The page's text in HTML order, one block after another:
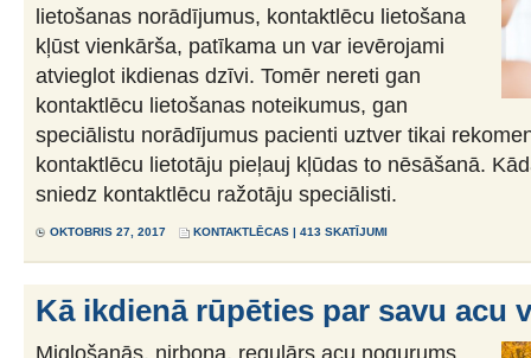
lietošanas norādījumus, kontaktlēcu lietošana
kļūst vienkārša, patīkama un var ievērojami
atvieglot ikdienas dzīvi. Tomēr nereti gan
kontaktlēcu lietošanas noteikumus, gan
speciālistu norādījumus pacienti uztver tikai
kontaktlēcu lietotāju pieļauj kļūdas to nēsāšanā.
sniedz kontaktlēcu ražotāju speciālisti.
OKTOBRIS 27, 2017 KONTAKTLĒCAS | 413 SKATĪJUMI
Kā ikdienā rūpēties par savu acu
Miglošanās, ņirboņa, regulārs acu nogurums